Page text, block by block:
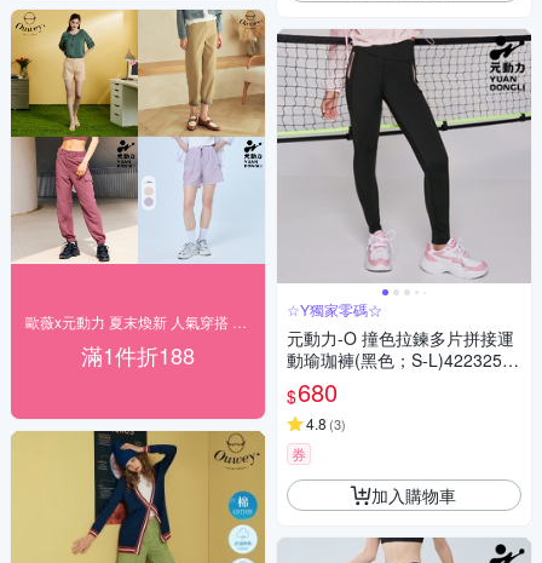
滿1件折188
☆Y獨家零碼☆
元動力-O 撞色拉鍊多片拼接運
動瑜珈褲(黑色；S-L)42232569
10
$680
4.8 (3)
券
加入購物車